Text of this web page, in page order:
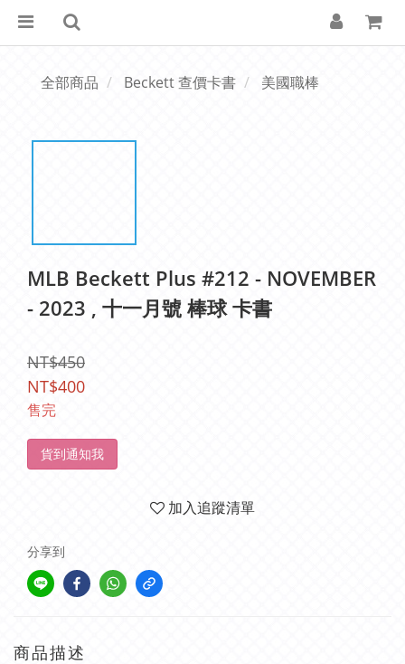
全部商品 Beckett 查價卡書 美國職棒
MLB Beckett Plus #212 - NOVEMBER
- 2023 , 十一月號 棒球 卡書
NT$450
NT$400
售完
貨到通知我
加入追蹤清單
分享到
商品描述